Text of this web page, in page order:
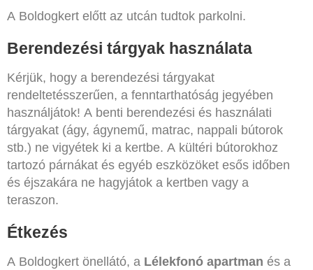
A Boldogkert előtt az utcán tudtok parkolni.
Berendezési tárgyak használata
Kérjük, hogy a berendezési tárgyakat
rendeltetésszerűen, a fenntarthatóság jegyében
használjátok! A benti berendezési és használati
tárgyakat (ágy, ágynemű, matrac, nappali bútorok
stb.) ne vigyétek ki a kertbe. A kültéri bútorokhoz
tartozó párnákat és egyéb eszközöket esős időben
és éjszakára ne hagyjátok a kertben vagy a
teraszon.
Étkezés
A Boldogkert önellátó, a Lélekfonó apartman és a